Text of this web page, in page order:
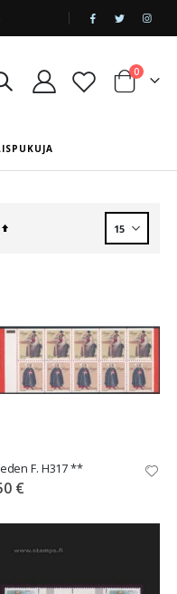
|
Cart
0tuotetta
Aseta
F. H317 **
€